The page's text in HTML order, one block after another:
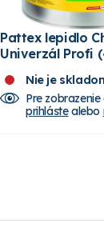
Pattex lepidlo
Univerzál Profi
Nie je
Pre
prihlástealebo